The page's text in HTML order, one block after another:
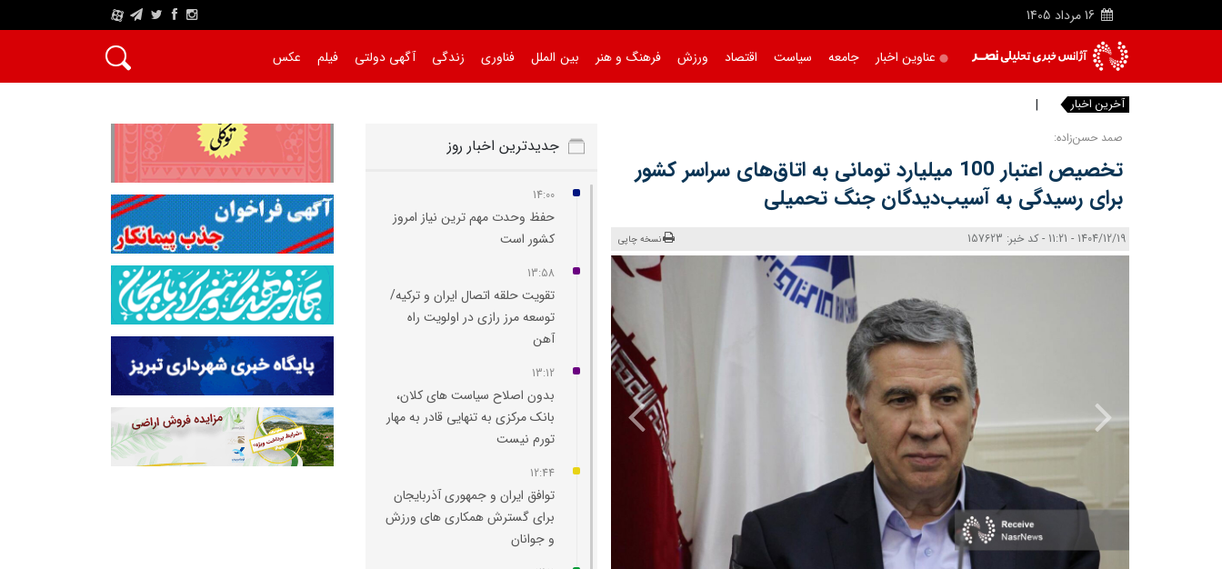
16 مرداد 1405
A
عناوین اخبار جامعه سیاست اقتصاد ورزش فرهنگ و هنر بین الملل فناوری زندگی آگهی دولتی فیلم عکس
آخرین اخبار حفظ وحدت
صمد حسن‌زاده:
تخصیص اعتبار 100 میلیارد تومانی به اتاق‌های سراسر کشور
برای رسیدگی به آسیب‌دیدگان جنگ تحمیلی
1404/12/19 - 11:21 - کد خبر: 157623 نسخه چاپی
جدیدترین اخبار روز
14:00
حفظ وحدت مهم‌ ترین نیاز امروز
کشور است
13:58
تقویت حلقه اتصال ایران و ترکیه/
توسعه مرز رازی در اولویت راه‌
آهن
13:12
بدون اصلاح سیاست‌ های کلان،
بانک مرکزی به تنهایی قادر به مهار
تورم نیست
12:44
توافق ایران و جمهوری آذربایجان
برای گسترش همکاری‌ های ورزش
و جوانان